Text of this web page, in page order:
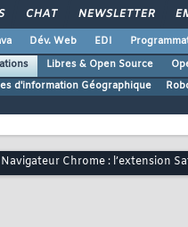
CHAT NEWSLETTER
Dév. Web EDI
Libres & Open Source
d'information Géographique
Navigateur Chrome : l’extension